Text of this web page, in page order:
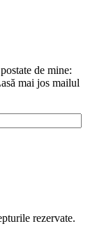
de mine:
mai jos mailul
rezervate.